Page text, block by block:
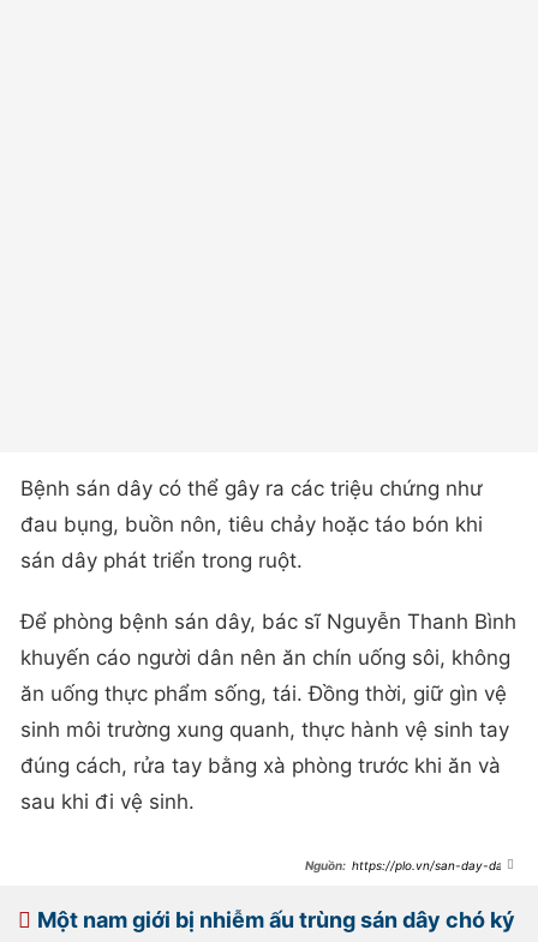
Bệnh sán dây có thể gây ra các triệu chứng như
đau bụng, buồn nôn, tiêu chảy hoặc táo bón khi
sán dây phát triển trong ruột.
Để phòng bệnh sán dây, bác sĩ Nguyễn Thanh Bình
khuyến cáo người dân nên ăn chín uống sôi, không
ăn uống thực phẩm sống, tái. Đồng thời, giữ gìn vệ
sinh môi trường xung quanh, thực hành vệ sinh tay
đúng cách, rửa tay bằng xà phòng trước khi ăn và
sau khi đi vệ sinh.
https://plo.vn/san-day-dai-
Một nam giới bị nhiễm ấu trùng sán dây chó ký